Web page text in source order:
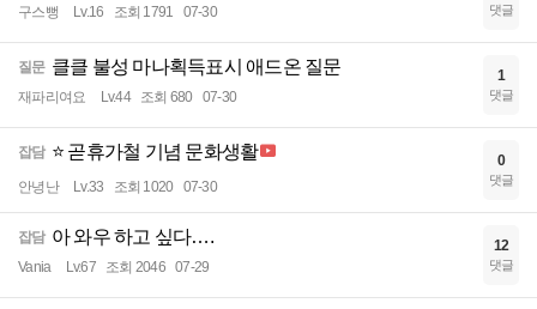
구스뻥 Lv.16 조회 1791 07-30 댓글
질문 클클 불성 마나획득표시 애드온 질문
재파리여요 Lv.44 조회 680 07-30
1
댓글
잡담 ⭐ 곧휴가철 기념 문화생활
안녕난 Lv.33 조회 1020 07-30
0
댓글
잡담 아 와우 하고 싶다….
Vania Lv.67 조회 2046 07-29
12
댓글